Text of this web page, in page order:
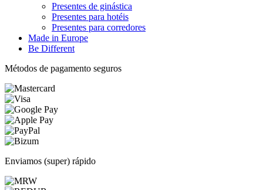
Presentes de ginástica
Presentes para hotéis
Presentes para corredores
Made in Europe
Be Different
Métodos de pagamento seguros
Enviamos (super) rápido